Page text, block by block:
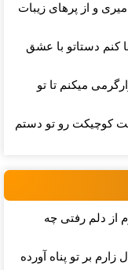
و از پرهای زيبات
كنم دستاتو با عشق
میكنم تا تو
كوچیكت رو تو دستم
از دلم رفتی چه
زارم بر تو پناه آورده